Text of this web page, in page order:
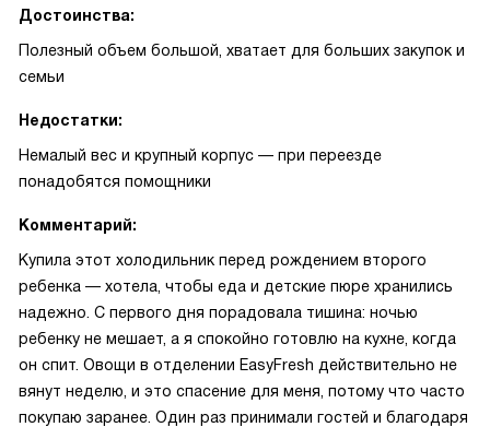
Достоинства:
Полезный объем большой, хватает для больших закупок и
семьи
Недостатки:
Немалый вес и крупный корпус — при переезде
понадобятся помощники
Комментарий:
Купила этот холодильник перед рождением второго
ребенка — хотела, чтобы еда и детские пюре хранились
надежно. С первого дня порадовала тишина: ночью
ребенку не мешает, а я спокойно готовлю на кухне, когда
он спит. Овощи в отделении EasyFresh действительно не
вянут неделю, и это спасение для меня, потому что часто
покупаю заранее. Один раз принимали гостей и благодаря